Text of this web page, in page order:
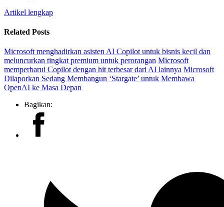
Artikel lengkap
Related Posts
Microsoft menghadirkan asisten AI Copilot untuk bisnis kecil dan
meluncurkan tingkat premium untuk perorangan Microsoft
memperbarui Copilot dengan hit terbesar dari AI lainnya Microsoft
Dilaporkan Sedang Membangun ‘Stargate’ untuk Membawa
OpenAI ke Masa Depan
Bagikan: